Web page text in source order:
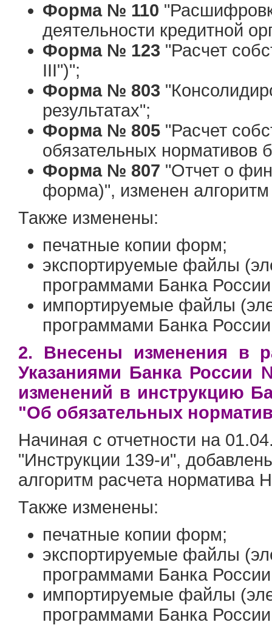
Форма № 110
деятельности кредитной
Форма № 123 "Расчет
III")";
Форма № 803
результатах";
Форма № 805 "Расчет
обязательных нормативов
Форма № 807 "Отчет о
форма)", изменен
Также изменены:
печатные копии форм;
экспортируемые файлы
программами Банка
импортируемые файлы
программами Банка
2. Внесены изменения в
Указаниями Банка России
изменений в инструкцию
"Об обязательных
Начиная с отчетности на
"Инструкции 139-и",
алгоритм расчета норматива
Также изменены:
печатные копии форм;
экспортируемые файлы
программами Банка
импортируемые файлы
программами Банка